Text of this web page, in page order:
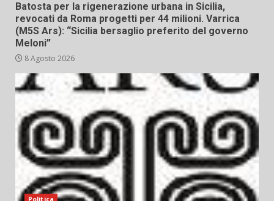
Batosta per la rigenerazione urbana in Sicilia,
revocati da Roma progetti per 44 milioni. Varrica
(M5S Ars): “Sicilia bersaglio preferito del governo
Meloni”
8 Agosto 2026